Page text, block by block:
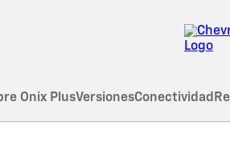
Onix PlusVersionesConectividad